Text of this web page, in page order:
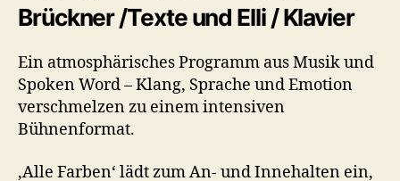
Brückner /Texte und Elli / Klavier
Ein atmosphärisches Programm aus Musik und
Spoken Word – Klang, Sprache und Emotion
verschmelzen zu einem intensiven
Bühnenformat.
‚Alle Farben‘ lädt zum An- und Innehalten ein,